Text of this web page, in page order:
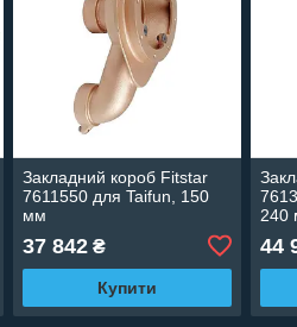
Закладний короб Fitstar
7611550 для Taifun, 150
мм
37 842₴
Купити
240
44